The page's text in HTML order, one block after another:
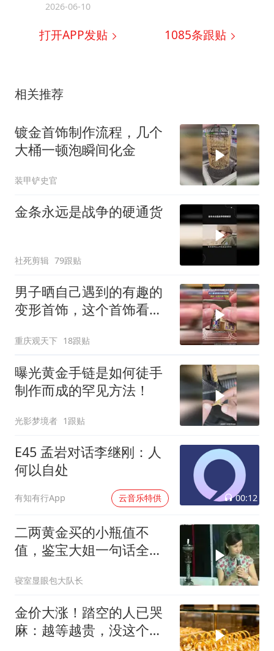
2026-06-10
打开APP发贴 1085条跟贴
相关推荐
镀金首饰制作流程，几个
大桶一顿泡瞬间化金
装甲铲史官
金条永远是战争的硬通货
社死剪辑 79跟贴
男子晒自己遇到的有趣的
变形首饰，这个首饰看着
重庆观天下 18跟贴
曝光黄金手链是如何徒手
制作而成的罕见方法！
光影梦境者 1跟贴
E45 孟岩对话李继刚：人
何以自处
有知有行App 云音乐特供 00:12
二两黄金买的小瓶值不
值，鉴宝大姐一句话全场
寝室显眼包大队长
金价大涨！踏空的人已哭
麻：越等越贵，没这个财